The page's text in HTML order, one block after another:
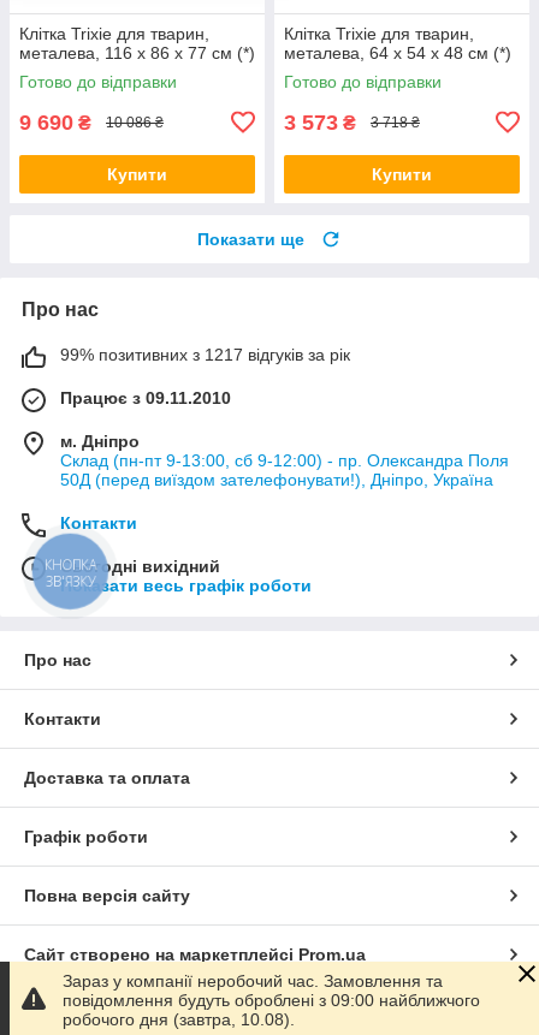
Клітка Trixie для тварин,
металева, 116 x 86 x 77 см (*)
Готово до відправки
9 690 ₴ 10 086 ₴
Купити
Клітка Trixie для тварин,
металева, 64 x 54 x 48 см (*)
Готово до відправки
3 573 ₴ 3 718 ₴
Купити
Показати ще
Про нас
99% позитивних з 1217 відгуків за рік
Працює з 09.11.2010
м. Дніпро
Склад (пн-пт 9-13:00, сб 9-12:00) - пр. Олександра Поля
50Д (перед виїздом зателефонувати!), Дніпро, Україна
Контакти
Сьогодні вихідний
Показати весь графік роботи
Про нас
Контакти
Доставка та оплата
Графік роботи
Повна версія сайту
Сайт створено на маркетплейсі Prom.ua
Політика конфіденційності
Зараз у компанії неробочий час. Замовлення та
повідомлення будуть оброблені з 09:00 найближчого
робочого дня (завтра, 10.08).
КНОПКА
ЗВ'ЯЗКУ